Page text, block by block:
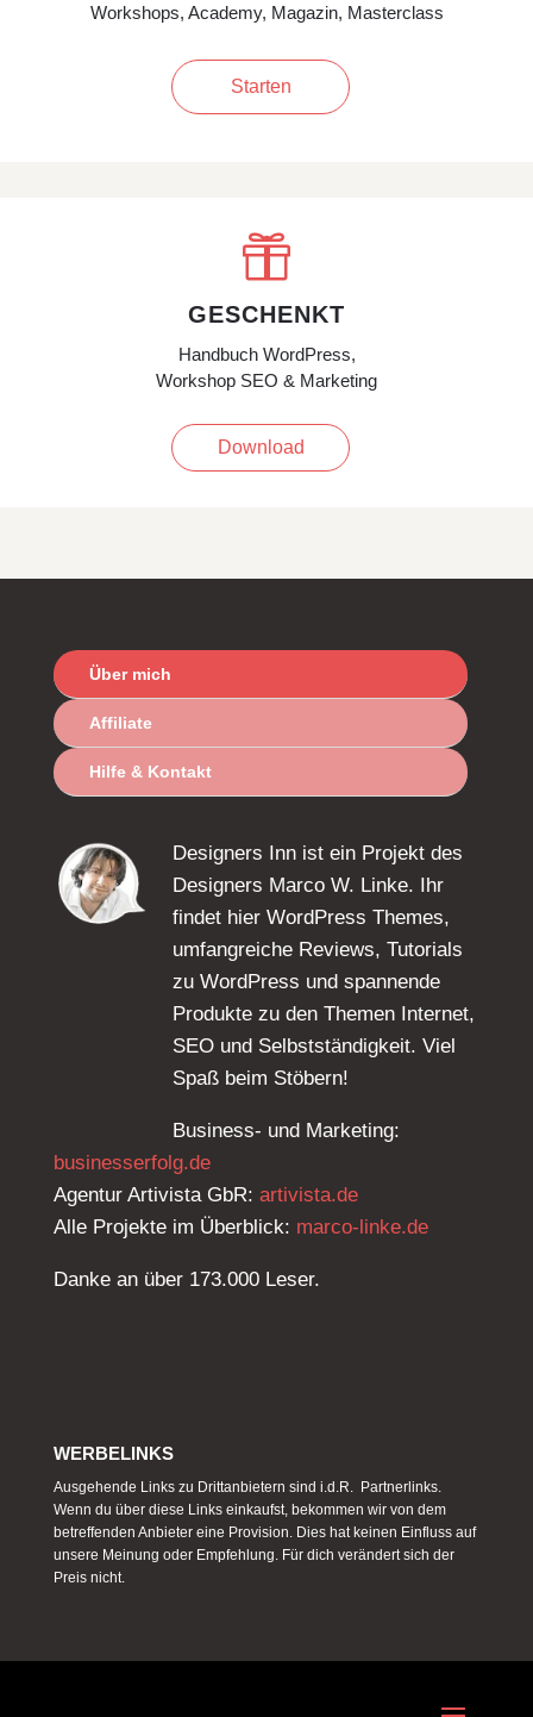
Workshops, Academy, Magazin, Masterclass
Starten

GESCHENKT
Handbuch WordPress,
Workshop SEO & Marketing
Download
Über mich
Affiliate
Hilfe & Kontakt
Designers Inn ist ein Projekt des
Designers Marco W. Linke. Ihr
findet hier WordPress Themes,
umfangreiche Reviews, Tutorials
zu WordPress und spannende
Produkte zu den Themen Internet,
SEO und Selbstständigkeit. Viel
Spaß beim Stöbern!
Business- und Marketing:
businesserfolg.de
Agentur Artivista GbR: artivista.de
Alle Projekte im Überblick: marco-linke.de
Danke an über 173.000 Leser.
WERBELINKS
Ausgehende Links zu Drittanbietern sind i.d.R. Partnerlinks.
Wenn du über diese Links einkaufst, bekommen wir von dem
betreffenden Anbieter eine Provision. Dies hat keinen Einfluss auf
unsere Meinung oder Empfehlung. Für dich verändert sich der
Preis nicht.